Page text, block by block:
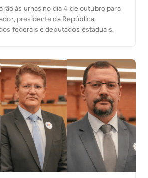
às urnas no dia 4 de outubro para
presidente da República,
federais e deputados estaduais.